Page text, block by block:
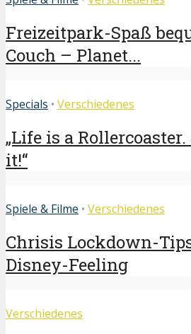
Freizeitpark-Spaß
Couch – Planet...
Specials • Verschiedenes
„Life is a
it!“
Spiele & Filme • Verschiedenes
Chrisis Lockdown-
Disney-Feeling
Verschiedenes